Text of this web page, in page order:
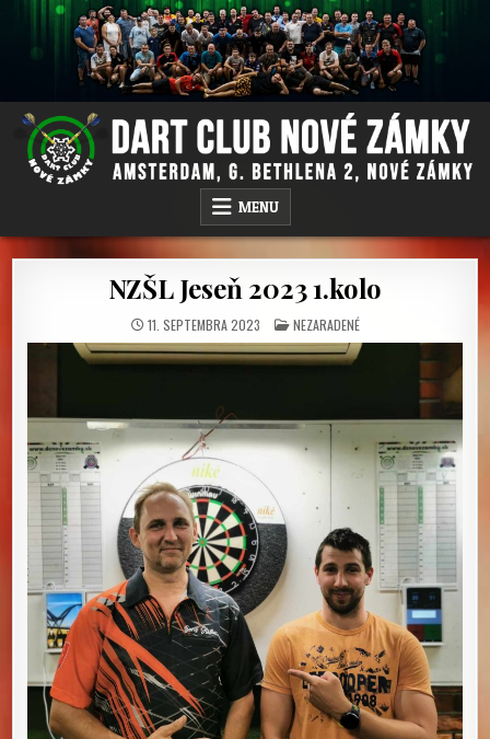
AMSTERDAM PUB, G.BETHLENA 2, NOVÉ ZÁMKY
MENU
NZŠL Jeseň 2023 1.kolo
11. SEPTEMBRA 2023 POSTED
IN
NEZARADENÉ